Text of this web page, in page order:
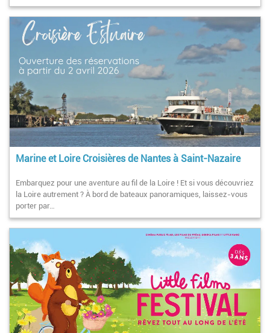
Marine et Loire Croisières de Nantes à Saint-Nazaire
Embarquez pour une aventure au fil de la Loire ! Et si vous découvriez
la Loire autrement ? À bord de bateaux panoramiques, laissez-vous
porter par…